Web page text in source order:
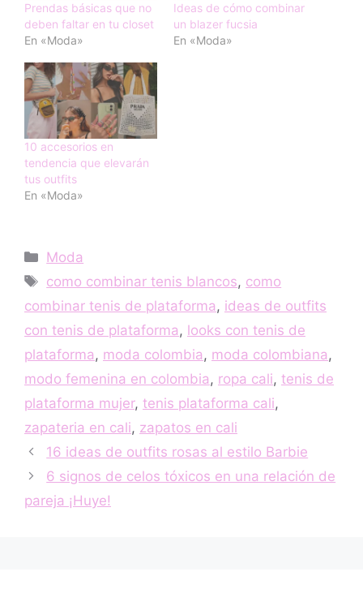
Prendas básicas que no
deben faltar en tu closet
En «Moda»
Ideas de cómo combinar
un blazer fucsia
En «Moda»
10 accesorios en
tendencia que elevarán
tus outfits
En «Moda»
Categorías
Moda
Etiquetas
como combinar tenis blancos, como
combinar tenis de plataforma , ideas de outfits
con tenis de plataforma , looks con tenis de
plataforma , moda colombia , moda colombiana ,
modo femenina en colombia , ropa cali, tenis de
plataforma mujer, tenis plataforma cali,
zapateria en cali, zapatos en cali
16 ideas de outfits rosas al estilo Barbie
6 signos de celos tóxicos en una relación de
pareja ¡Huye!